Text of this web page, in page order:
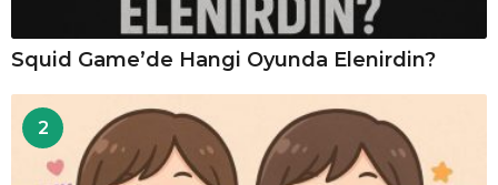
Squid Game’de Hangi Oyunda Elenirdin?
2